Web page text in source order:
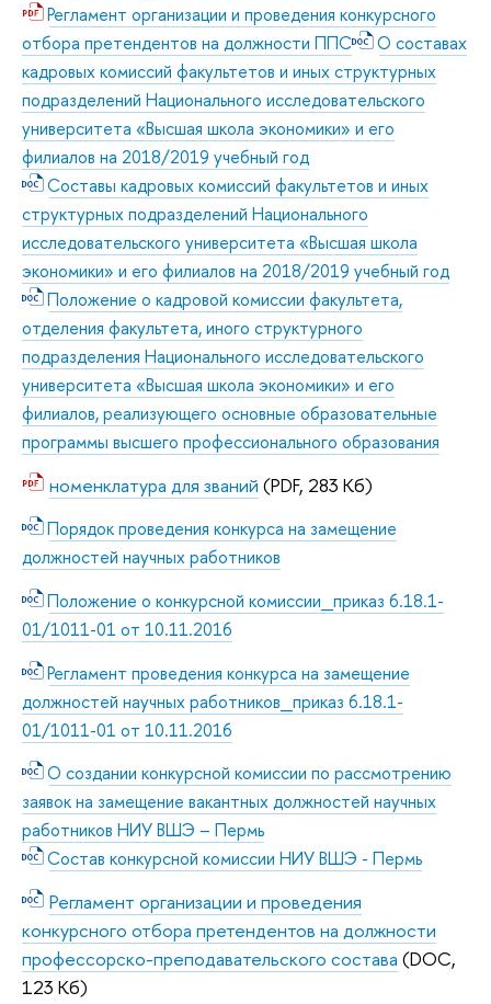
Регламент организации и проведения конкурсного
отбора претендентов на должности ППС
О составах
кадровых комиссий факультетов и иных структурных
подразделений Национального исследовательского
университета «Высшая школа экономики» и его
филиалов на 2018/2019 учебный год
Составы кадровых комиссий факультетов и иных
структурных подразделений Национального
исследовательского университета «Высшая школа
экономики» и его филиалов на 2018/2019 учебный год
Положение о кадровой комиссии факультета,
отделения факультета, иного структурного
подразделения Национального исследовательского
университета «Высшая школа экономики» и его
филиалов, реализующего основные образовательные
программы высшего профессионального образования
номенклатура для званий (PDF, 283 Кб)
Порядок проведения конкурса на замещение
должностей научных работников
Положение о конкурсной комиссии_приказ 6.18.1-
01/1011-01 от 10.11.2016
Регламент проведения конкурса на замещение
должностей научных работников_приказ 6.18.1-
01/1011-01 от 10.11.2016
О создании конкурсной комиссии по рассмотрению
заявок на замещение вакантных должностей научных
работников НИУ ВШЭ – Пермь
Состав конкурсной комиссии НИУ ВШЭ - Пермь
Регламент организации и проведения
конкурсного отбора претендентов на должности
профессорско-преподавательского состава (DOC,
123 Кб)